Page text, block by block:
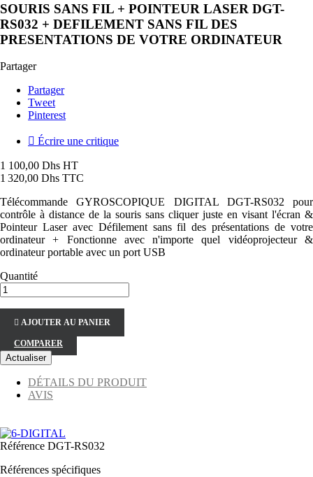
SOURIS SANS FIL + POINTEUR LASER DGT-
RS032 + DEFILEMENT SANS FIL DES
PRESENTATIONS DE VOTRE ORDINATEUR
Partager
Partager
Tweet
Pinterest
 Écrire une critique
1 100,00 Dhs HT
1 320,00 Dhs TTC
Télécommande GYROSCOPIQUE DIGITAL DGT-RS032 pour
contrôle à distance de la souris sans cliquer juste en visant l'écran &
Pointeur Laser avec Défilement sans fil des présentations de votre
ordinateur + Fonctionne avec n'importe quel vidéoprojecteur &
ordinateur portable avec un port USB
Quantité
 AJOUTER AU PANIER
COMPARER
DÉTAILS DU PRODUIT
AVIS
Référence DGT-RS032
Références spécifiques